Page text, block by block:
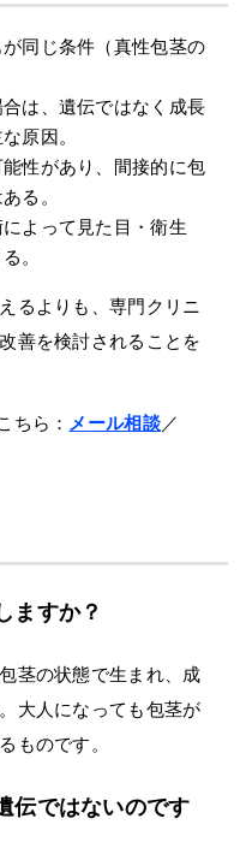
同じ条件（真性包茎の
は、遺伝ではなく成長
原因。
性があり、間接的に包
る。
よって見た目・衛生
。
るよりも、専門クリニ
善を検討されることを
ちら： メール相談／
ますか？
茎の状態で生まれ、成
大人になっても包茎が
ものです。
伝ではないのです